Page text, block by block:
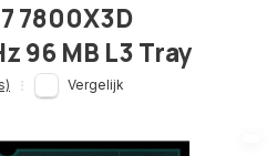
7800X3D
96 MB L3 Tray
Vergelijk